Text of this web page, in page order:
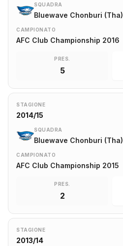
SQUADRA
Bluewave Chonburi (Tha)
CAMPIONATO
AFC Club Championship 2016
PRES.
5
STAGIONE
2014/15
SQUADRA
Bluewave Chonburi (Tha)
CAMPIONATO
AFC Club Championship 2015
PRES.
2
STAGIONE
2013/14